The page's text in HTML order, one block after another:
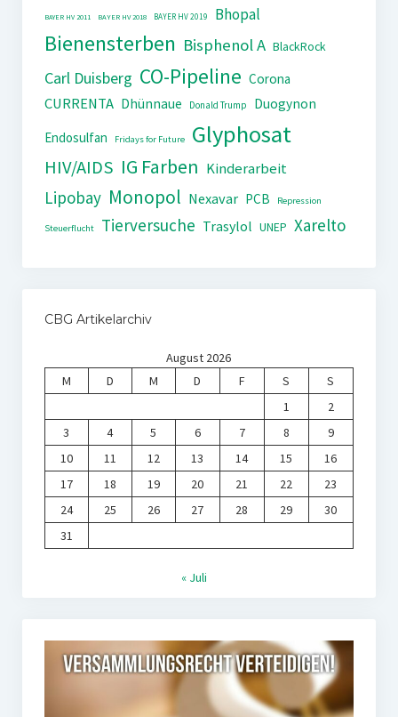
BAYER HV 2011 BAYER HV 2018 BAYER HV 2019 Bhopal
Bienensterben Bisphenol A BlackRock
Carl Duisberg CO-Pipeline Corona
CURRENTA Dhünnaue Donald Trump
Duogynon
Endosulfan
Fridays for Future Glyphosat
HIV/AIDS IG Farben Kinderarbeit
Lipobay Monopol Nexavar PCB Repression
Steuerflucht Tierversuche Trasylol UNEP Xarelto
CBG Artikelarchiv
August 2026
M
D M D F S
S
1
2
3
4 5 6 7 8
9
10
11 12 13 14 15
16
17
18 19 20 21 22
23
24
25 26 27 28 29
30
31
« Juli